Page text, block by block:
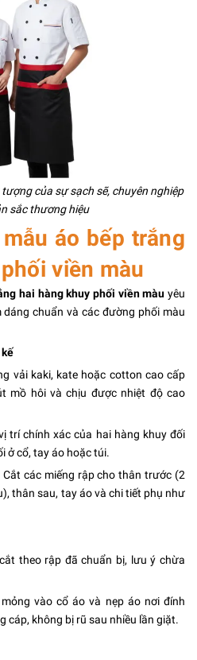
của sự sạch sẽ, chuyên nghiệp
sắc thương hiệu
áo bếp trắng
viền màu
hai hàng khuy phối viền màu yêu
chuẩn và các đường phối màu
vải kaki, kate hoặc cotton cao cấp
mồ hôi và chịu được nhiệt độ cao
trí chính xác của hai hàng khuy đối
ở cổ, tay áo hoặc túi.
Cắt các miếng rập cho thân trước (2
thân sau, tay áo và chi tiết phụ như
theo rập đã chuẩn bị, lưu ý chừa
vào cổ áo và nẹp áo nơi đính
cáp, không bị rũ sau nhiều lần giặt.